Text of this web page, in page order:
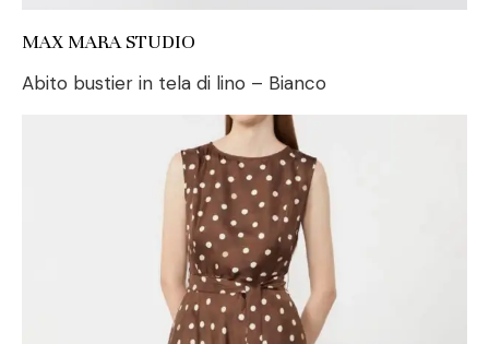
MAX MARA STUDIO
Abito bustier in tela di lino – Bianco